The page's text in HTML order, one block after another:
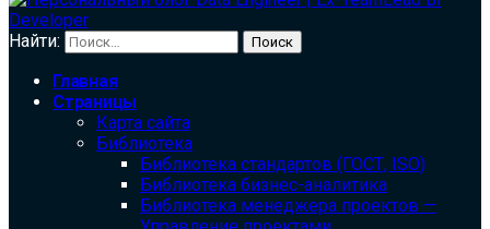
Найти:
Главная
Страницы
Карта сайта
Библиотека
Библиотека cтандартов (ГОСТ, ISO)
Библиотека бизнес-аналитика
Библиотека менеджера проектов —